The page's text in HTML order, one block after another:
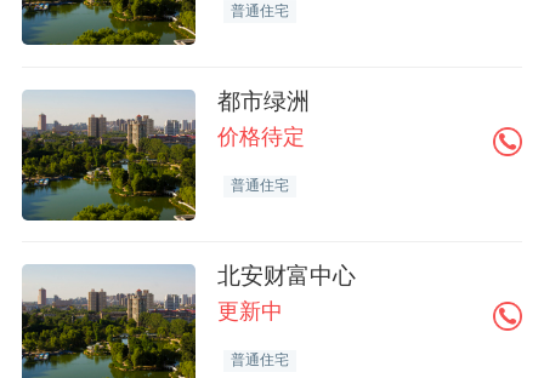
普通住宅
都市绿洲
价格待定
普通住宅
北安财富中心
更新中
普通住宅